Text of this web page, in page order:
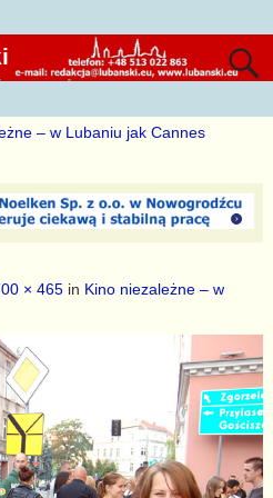
– w Lubaniu jak Cannes
× 465in Kino niezależne – w